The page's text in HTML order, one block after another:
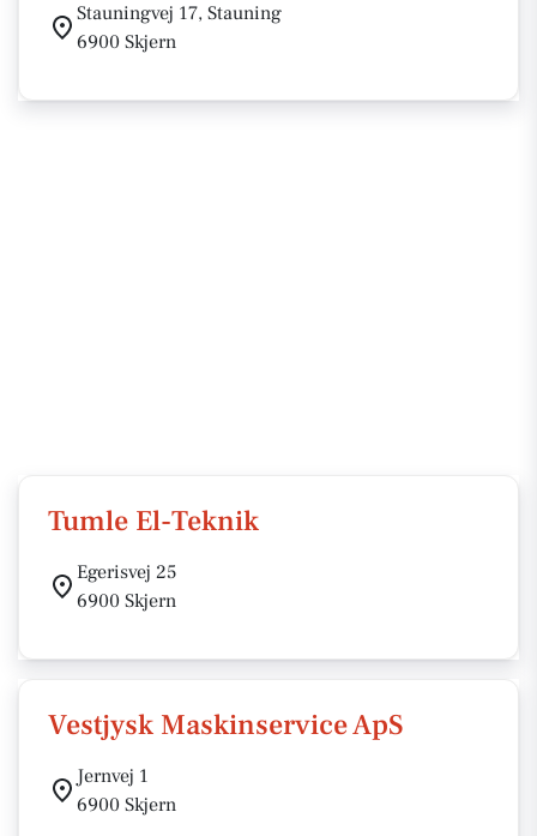
Stauningvej 17, Stauning
6900 Skjern
Tumle El-Teknik
Egerisvej 25
6900 Skjern
Vestjysk Maskinservice ApS
Jernvej 1
6900 Skjern